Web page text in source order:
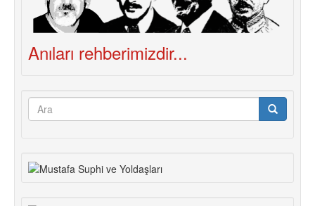
Anıları rehberimizdir...
Arama